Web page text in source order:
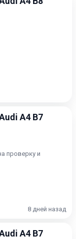
A4 B7
проверку и
8 дней назад
A4 B7